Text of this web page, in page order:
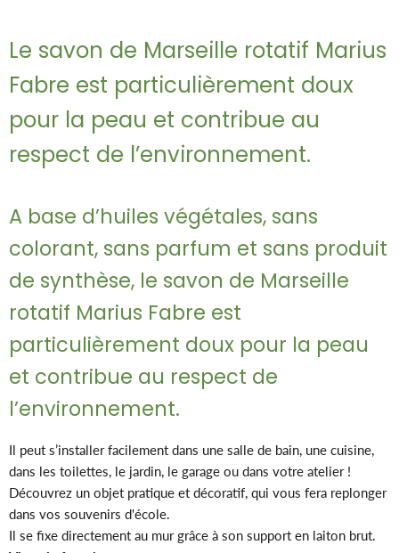
Le savon de Marseille rotatif Marius
Fabre est particulièrement doux
pour la peau et contribue au
respect de l’environnement.
A base d’huiles végétales, sans
colorant, sans parfum et sans produit
de synthèse, le savon de Marseille
rotatif Marius Fabre est
particulièrement doux pour la peau
et contribue au respect de
l’environnement.
Il peut s’installer facilement dans une salle de bain, une cuisine,
dans les toilettes, le jardin, le garage ou dans votre atelier !
Découvrez un objet pratique et décoratif, qui vous fera replonger
dans vos souvenirs d'école.
Il se fixe directement au mur grâce à son support en laiton brut.